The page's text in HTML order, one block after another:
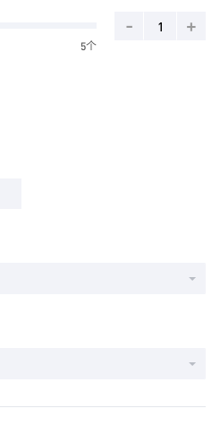
5个
- +